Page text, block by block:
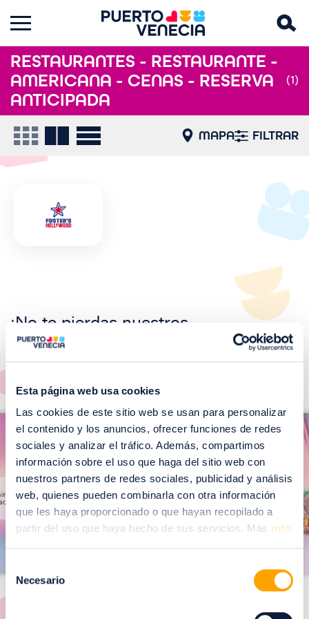
Esta página web usa cookies
Las cookies de este sitio web se usan para personalizar
el contenido y los anuncios, ofrecer funciones de redes
sociales y analizar el tráfico. Además, compartimos
información sobre el uso que haga del sitio web con
nuestros partners de redes sociales, publicidad y análisis
web, quienes pueden combinarla con otra información
que les haya proporcionado o que hayan recopilado a
partir del uso que haya hecho de sus servicios. Más info
consentimiento
Necesario
RESTAURANTES - RESTAURANTE -
AMERICANA - CENAS - RESERVA
ANTICIPADA
(1)
MAPA FILTRAR
¡No te pierdas nuestros
EVENTOS!
m
a
g
e
n
g
e